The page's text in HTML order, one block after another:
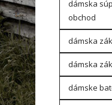
dámska
obchod
dámska
dámska
dámske